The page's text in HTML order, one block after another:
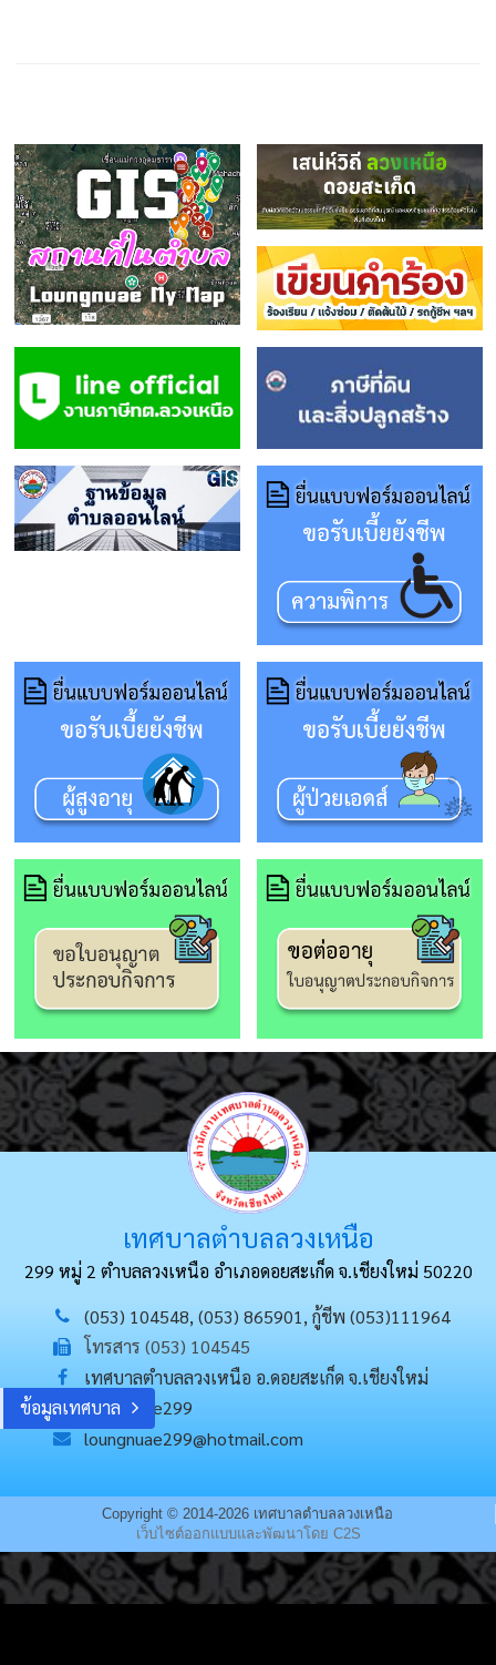
ข้อมูลเทศบาล
เทศบาลตำบลลวงเหนือ
299 หมู่ 2 ตำบลลวงเหนือ อำเภอดอยสะเก็ด จ.เชียงใหม่ 50220
(053) 104548, (053) 865901, กู้ชีพ (053)111964
โทรสาร (053) 104545
เทศบาลตำบลลวงเหนือ อ.ดอยสะเก็ด จ.เชียงใหม่
loungnuae299
loungnuae299@hotmail.com
Copyright © 2014-2026 เทศบาลตำบลลวงเหนือ
เว็บไซต์ออกแบบและพัฒนาโดย C2S